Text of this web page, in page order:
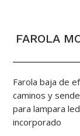
FAROLA
Farola baja de
caminos y
para lampara
incorporado